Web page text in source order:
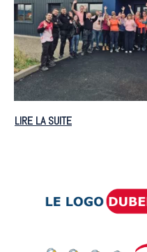
LIRE LA SUITE